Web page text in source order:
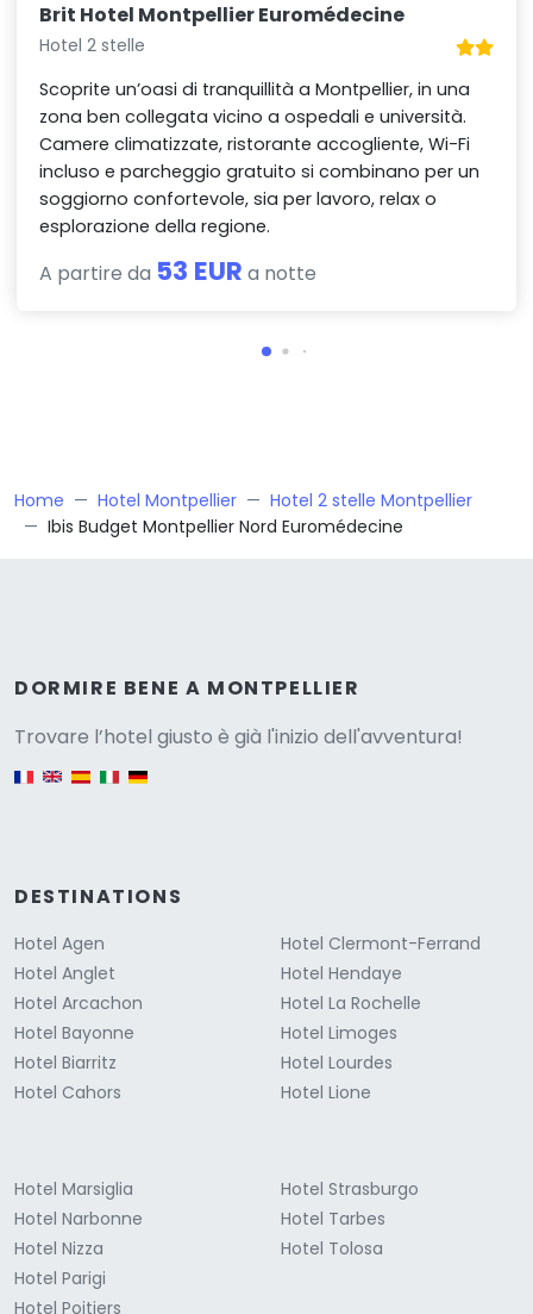
Brit Hotel Montpellier Euromédecine
Hotel 2 stelle
Scoprite un’oasi di tranquillità a Montpellier, in una
zona ben collegata vicino a ospedali e università.
Camere climatizzate, ristorante accogliente, Wi-Fi
incluso e parcheggio gratuito si combinano per un
soggiorno confortevole, sia per lavoro, relax o
esplorazione della regione.
A partire da 53 EUR a notte
Home Hotel Montpellier
Hotel 2 stelle Montpellier
Ibis Budget Montpellier Nord Euromédecine
DORMIRE BENE A MONTPELLIER
Trovare l’hotel giusto è già l'inizio dell'avventura!
English version
DESTINATIONS
Hotel Agen
Hotel Anglet
Hotel Arcachon
Hotel Bayonne
Hotel Biarritz
Hotel Cahors
Hotel Clermont-Ferrand
Hotel Hendaye
Hotel La Rochelle
Hotel Limoges
Hotel Lourdes
Hotel Lione
Hotel Marsiglia
Hotel Narbonne
Hotel Nizza
Hotel Parigi
Hotel Poitiers
Hotel Strasburgo
Hotel Tarbes
Hotel Tolosa